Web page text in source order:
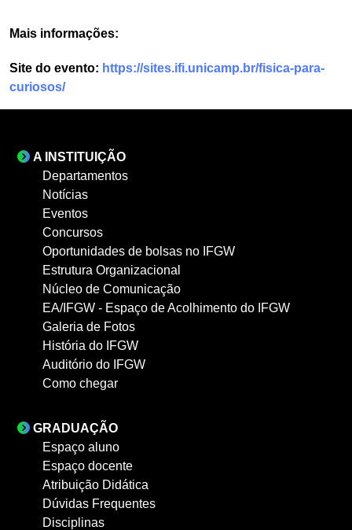
Mais informações:
Site do evento: https://sites.ifi.unicamp.br/fisica-para-
curiosos/
A INSTITUIÇÃO
Departamentos
Notícias
Eventos
Concursos
Oportunidades de bolsas no IFGW
Estrutura Organizacional
Núcleo de Comunicação
EA/IFGW - Espaço de Acolhimento do IFGW
Galeria de Fotos
História do IFGW
Auditório do IFGW
Como chegar
GRADUAÇÃO
Espaço aluno
Espaço docente
Atribuição Didática
Dúvidas Frequentes
Disciplinas